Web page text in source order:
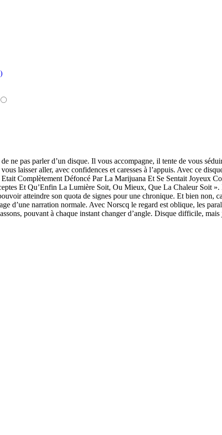
ne pas parler d’un disque. Il vous accompagne, il tente de vous
laisser aller, avec confidences et caresses à l’appuis. Avec ce
Complètement Défoncé Par La Marijuana Et Se Sentait Joyeux
Et Qu’Enfin La Lumière Soit, Ou Mieux, Que La Chaleur Soit ».
atteindre son quota de signes pour une chronique. Et bien non,
d’une narration normale. Avec Norscq le regard est oblique, les
pouvant à chaque instant changer d’angle. Disque difficile,